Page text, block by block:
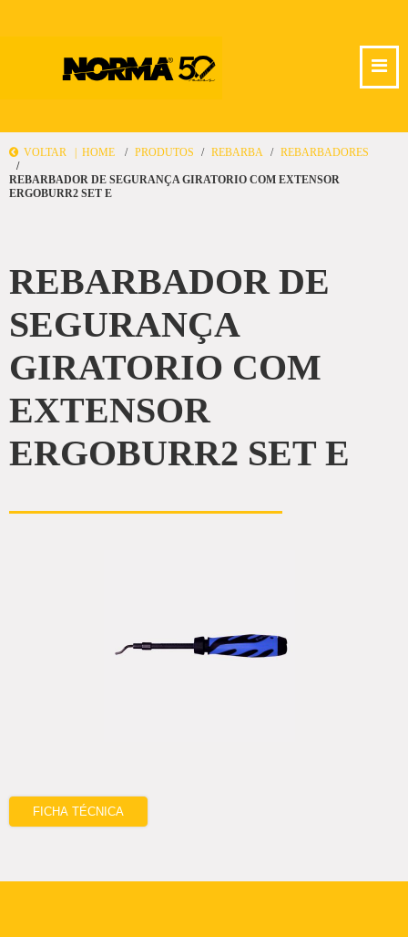
VOLTAR | HOME PRODUTOS REBARBA REBARBADORES
REBARBADOR DE SEGURANÇA GIRATORIO COM EXTENSOR
ERGOBURR2 SET E
REBARBADOR DE
SEGURANÇA
GIRATORIO COM
EXTENSOR
ERGOBURR2 SET E
FICHA TÉCNICA